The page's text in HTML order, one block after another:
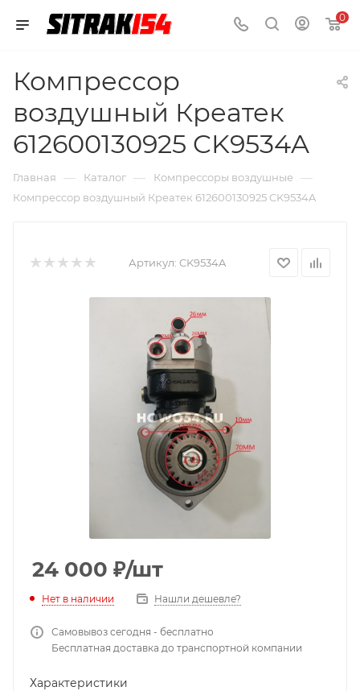
0
Компрессор
воздушный Креатек
612600130925 CK9534A
Главная — Каталог — Компрессоры воздушные —
Компрессор воздушный Креатек 612600130925 CK9534A
Артикул: CK9534A
24 000 ₽/шт
Нет в наличии Нашли дешевле?
Самовывоз сегодня - бесплатно
Бесплатная доставка до транспортной компании
Характеристики